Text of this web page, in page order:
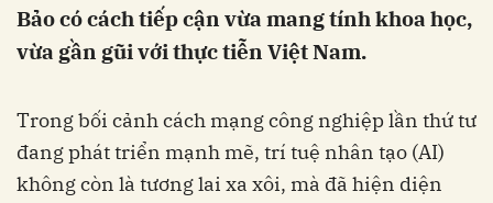
Bảo có cách tiếp cận vừa mang tính khoa học,
vừa gần gũi với thực tiễn Việt Nam.
Trong bối cảnh cách mạng công nghiệp lần thứ tư
đang phát triển mạnh mẽ, trí tuệ nhân tạo (AI)
không còn là tương lai xa xôi, mà đã hiện diện
Hủy Gửi